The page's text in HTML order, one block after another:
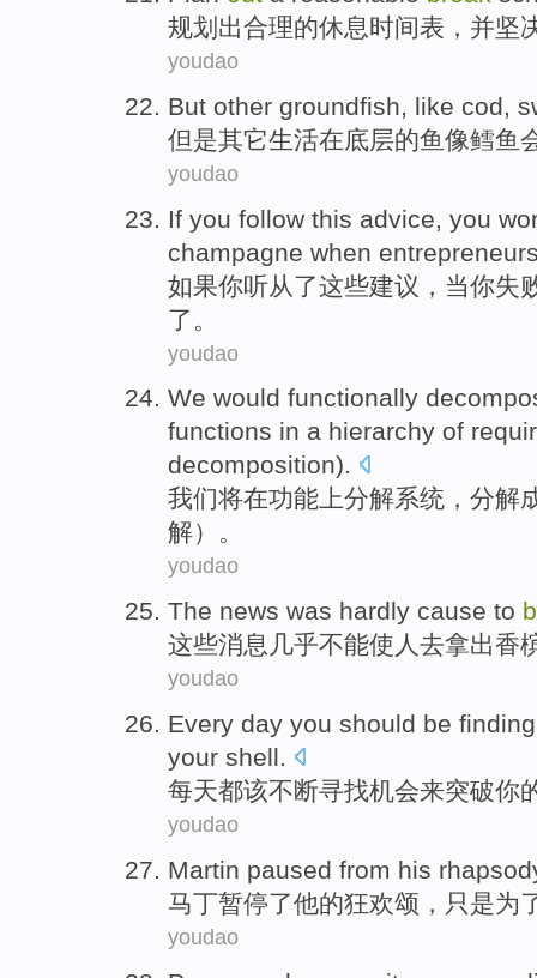
规划 出合理的休息时间表 ， 并坚
youdao
But other groundfish, like cod,
但是其它生活在底层的鱼像鳕鱼
youdao
If you follow this advice , you
champagne when
如果你听从了这些建议 ， 当你失
了 。
youdao
We would functionally
functions in a hierarchy of
decomposition).
我们将在功能 上分解系统 ，分解
解）。
youdao
The news was hardly cause to
这些消息 几乎不能使 人去拿出香
youdao
Every day you should be finding
your shell.
每天都该不断寻找机会来突破你
youdao
Martin paused from his
马丁暂停了他的狂欢颂 ， 只是为
youdao